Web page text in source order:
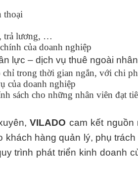
thoại
trả lương, …
của doanh nghiệp
lực – dịch vụ thuê ngoài
trong thời gian ngắn, với chi
của doanh nghiệp
sách cho những nhân viên đạt
VILADO cam kết nguồn
hàng quản lý, phụ
trình phát triển kinh doanh